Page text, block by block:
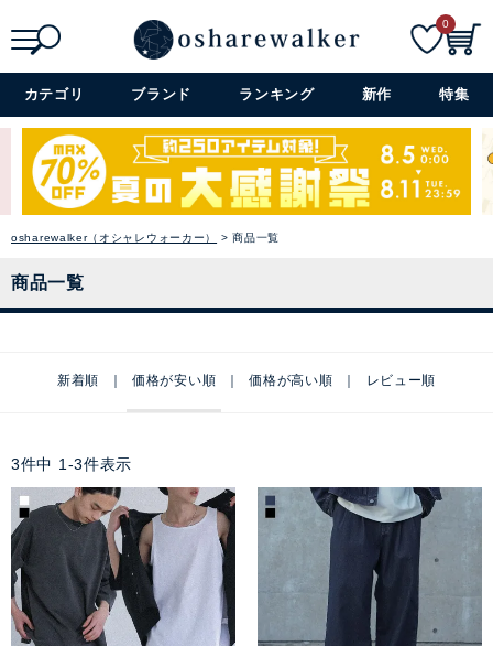
詳細検索+
0
カテゴリ ブランド ランキング 新作 特集
osharewalker（オシャレウォーカー） 商品一覧
商品一覧
新着順 価格が安い順 価格が高い順 レビュー順
3件中 1 -3件表示